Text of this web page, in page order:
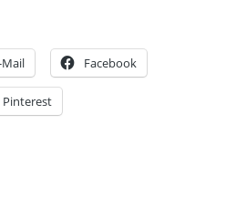
Mail Facebook
Pinterest